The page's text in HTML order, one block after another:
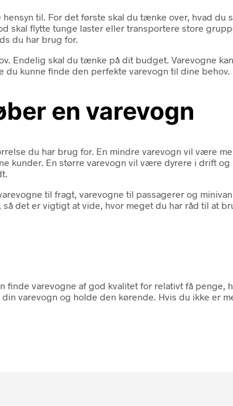
til. For det første skal du tænke over, hvad du
skal flytte tunge laster eller transportere store
du har brug for.
Endelig skal du tænke på dit budget. Varevogne
kunne finde den perfekte varevogn til dine behov.
en varevogn
du har brug for. En mindre varevogn vil være
kunder. En større varevogn vil være dyrere i drift
til fragt, varevogne til passagerer og
det er vigtigt at vide, hvor meget du har råd til at
varevogne af god kvalitet for relativt få penge,
og holde den kørende. Hvis du ikke er